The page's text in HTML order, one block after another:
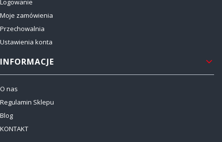
Logowanie
Moje zamówienia
Przechowalnia
Ustawienia konta
INFORMACJE
O nas
Regulamin Sklepu
Blog
KONTAKT